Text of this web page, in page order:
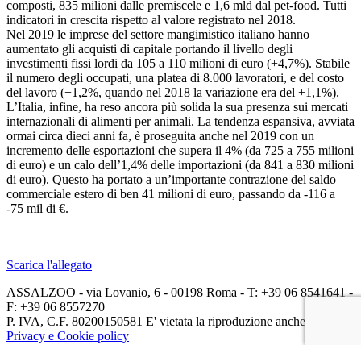
composti, 835 milioni dalle premiscele e 1,6 mld dal pet-food. Tutti
indicatori in crescita rispetto al valore registrato nel 2018.
Nel 2019 le imprese del settore mangimistico italiano hanno
aumentato gli acquisti di capitale portando il livello degli
investimenti fissi lordi da 105 a 110 milioni di euro (+4,7%). Stabile
il numero degli occupati, una platea di 8.000 lavoratori, e del costo
del lavoro (+1,2%, quando nel 2018 la variazione era del +1,1%).
L’Italia, infine, ha reso ancora più solida la sua presenza sui mercati
internazionali di alimenti per animali. La tendenza espansiva, avviata
ormai circa dieci anni fa, è proseguita anche nel 2019 con un
incremento delle esportazioni che supera il 4% (da 725 a 755 milioni
di euro) e un calo dell’1,4% delle importazioni (da 841 a 830 milioni
di euro). Questo ha portato a un’importante contrazione del saldo
commerciale estero di ben 41 milioni di euro, passando da -116 a
-75 mil di €.
Scarica l'allegato
ASSALZOO - via Lovanio, 6 - 00198 Roma - T: +39 06 8541641 -
F: +39 06 8557270
P. IVA, C.F. 80200150581 E' vietata la riproduzione anche parziale.
Privacy e Cookie policy